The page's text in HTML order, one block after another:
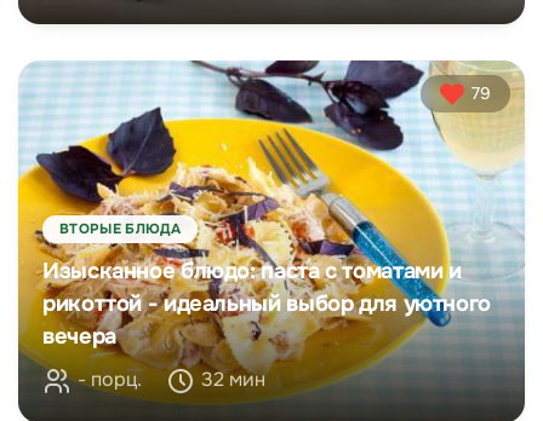
79
ВТОРЫЕ БЛЮДА
Изысканное блюдо: паста с томатами и
рикоттой - идеальный выбор для уютного
вечера
- порц. 32 мин